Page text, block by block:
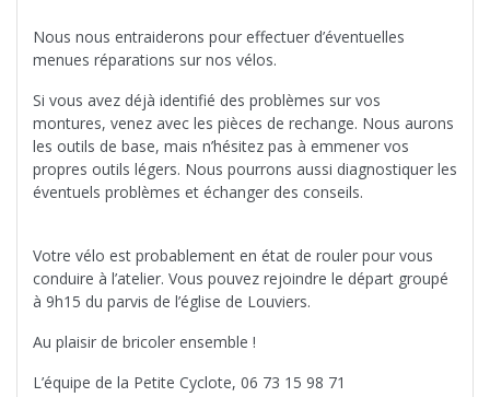
Nous nous entraiderons pour effectuer d’éventuelles
menues réparations sur nos vélos.
Si vous avez déjà identifié des problèmes sur vos
montures, venez avec les pièces de rechange. Nous aurons
les outils de base, mais n’hésitez pas à emmener vos
propres outils légers. Nous pourrons aussi diagnostiquer les
éventuels problèmes et échanger des conseils.
Votre vélo est probablement en état de rouler pour vous
conduire à l’atelier. Vous pouvez rejoindre le départ groupé
à 9h15 du parvis de l’église de Louviers.
Au plaisir de bricoler ensemble !
L’équipe de la Petite Cyclote, 06 73 15 98 71